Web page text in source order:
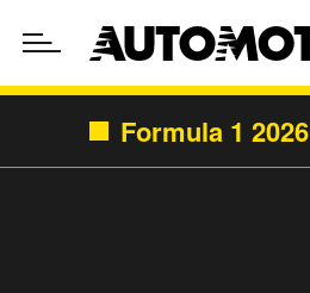
Formula 1 2026